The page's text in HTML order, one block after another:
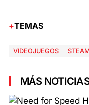
TEMAS
VIDEOJUEGOS
MÁS